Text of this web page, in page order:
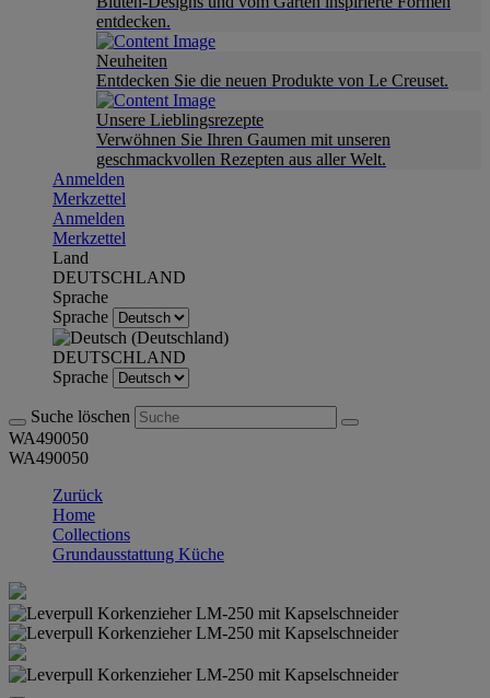
entdecken.
Neuheiten
Entdecken Sie die neuen Produkte von Le Creuset.
Unsere Lieblingsrezepte
Verwöhnen Sie Ihren Gaumen mit unseren
geschmackvollen Rezepten aus aller Welt.
Anmelden
Merkzettel
Anmelden
Merkzettel
Land
DEUTSCHLAND
Sprache
Sprache
DEUTSCHLAND
Sprache
Suche löschen
WA490050
WA490050
Zurück
Home
Collections
Grundausstattung Küche